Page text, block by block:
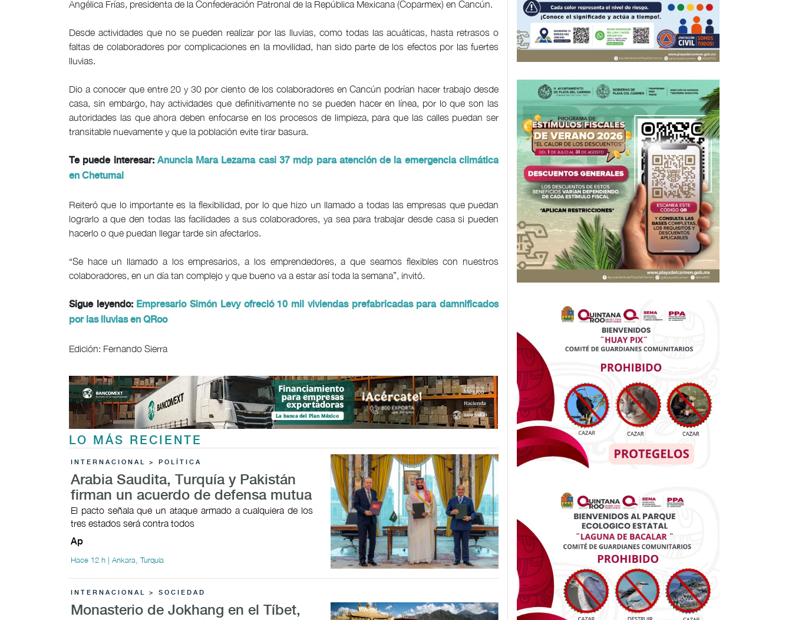
Angélica Frías, presidenta de la Confederación Patronal de la República Mexicana (Coparmex) en Cancún.
Desde actividades que no se pueden realizar por las lluvias, como todas las acuáticas, hasta retrasos o
faltas de colaboradores por complicaciones en la movilidad, han sido parte de los efectos por las fuertes
lluvias.
Dio a conocer que entre 20 y 30 por ciento de los colaboradores en Cancún podrían hacer trabajo desde
casa, sin embargo, hay actividades que definitivamente no se pueden hacer en línea, por lo que son las
autoridades las que ahora deben enfocarse en los procesos de limpieza, para que las calles puedan ser
transitable nuevamente y que la población evite tirar basura.
Te puede interesar: Anuncia Mara Lezama casi 37 mdp para atención de la emergencia climática
en Chetumal
Reiteró que lo importante es la flexibilidad, por lo que hizo un llamado a todas las empresas que puedan
lograrlo a que den todas las facilidades a sus colaboradores, ya sea para trabajar desde casa si pueden
hacerlo o que puedan llegar tarde sin afectarlos.
“Se hace un llamado a los empresarios, a los emprendedores, a que seamos flexibles con nuestros
colaboradores, en un día tan complejo y que bueno va a estar así toda la semana”, invitó.
Sigue leyendo: Empresario Simón Levy ofreció 10 mil viviendas prefabricadas para damnificados
por las lluvias en QRoo
Edición: Fernando Sierra
LO MÁS RECIENTE
INTERNACIONAL > POLÍTICA
Arabia Saudita, Turquía y Pakistán
firman un acuerdo de defensa mutua
El pacto señala que un ataque armado a cualquiera de los
tres estados será contra todos
Ap
Hace 12 h | Ankara, Turquía
INTERNACIONAL > SOCIEDAD
Monasterio de Jokhang en el Tíbet,